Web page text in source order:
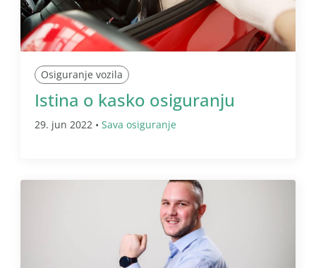
Osiguranje vozila
Istina o kasko osiguranju
29. jun 2022 • Sava osiguranje